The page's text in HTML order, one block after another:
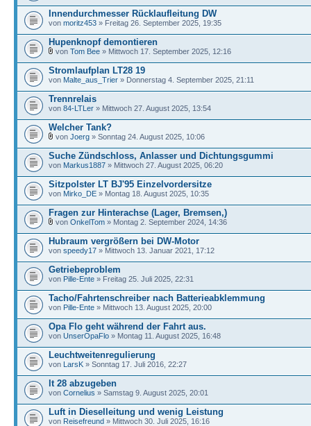
Innendurchmesser Rücklaufleitung DW
von moritz453 » Freitag 26. September 2025, 19:35
Hupenknopf demontieren
von Tom Bee » Mittwoch 17. September 2025, 12:16
Stromlaufplan LT28 19
von Malte_aus_Trier » Donnerstag 4. September 2025, 21:11
Trennrelais
von 84-LTLer » Mittwoch 27. August 2025, 13:54
Welcher Tank?
von Joerg » Sonntag 24. August 2025, 10:06
Suche Zündschloss, Anlasser und Dichtungsgummi
von Markus1887 » Mittwoch 27. August 2025, 06:20
Sitzpolster LT BJ'95 Einzelvordersitze
von Mirko_DE » Montag 18. August 2025, 10:35
Fragen zur Hinterachse (Lager, Bremsen,)
von OnkelTom » Montag 2. September 2024, 14:36
Hubraum vergrößern bei DW-Motor
von speedy17 » Mittwoch 13. Januar 2021, 17:12
Getriebeproblem
von Pille-Ente » Freitag 25. Juli 2025, 22:31
Tacho/Fahrtenschreiber nach Batterieabklemmung
von Pille-Ente » Mittwoch 13. August 2025, 20:00
Opa Flo geht während der Fahrt aus.
von UnserOpaFlo » Montag 11. August 2025, 16:48
Leuchtweitenregulierung
von LarsK » Sonntag 17. Juli 2016, 22:27
lt 28 abzugeben
von Cornelius » Samstag 9. August 2025, 20:01
Luft in Dieselleitung und wenig Leistung
von Reisefreund » Mittwoch 30. Juli 2025, 16:16